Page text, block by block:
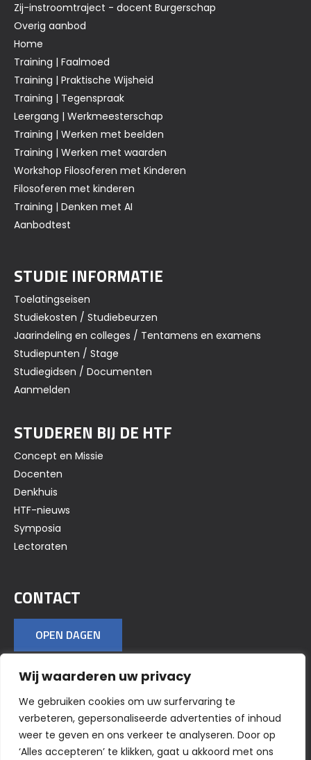
Wij waarderen uw privacy
We gebruiken cookies om uw surfervaring te
verbeteren, gepersonaliseerde advertenties of inhoud
weer te geven en ons verkeer te analyseren. Door op
‘Alles accepteren’ te klikken, gaat u akkoord met ons
Zij-instroomtraject - docent Burgerschap
Overig aanbod
Home
Training | Faalmoed
Training | Praktische Wijsheid
Training | Tegenspraak
Leergang | Werkmeesterschap
Training | Werken met beelden
Training | Werken met waarden
Workshop Filosoferen met Kinderen
Filosoferen met kinderen
Training | Denken met AI
Aanbodtest
STUDIE INFORMATIE
Toelatingseisen
Studiekosten / Studiebeurzen
Jaarindeling en colleges / Tentamens en examens
Studiepunten / Stage
Studiegidsen / Documenten
Aanmelden
STUDEREN BIJ DE HTF
Concept en Missie
Docenten
Denkhuis
HTF-nieuws
Symposia
Lectoraten
CONTACT
OPEN DAGEN
VOLG ONS OP SOCIAL MEDIA